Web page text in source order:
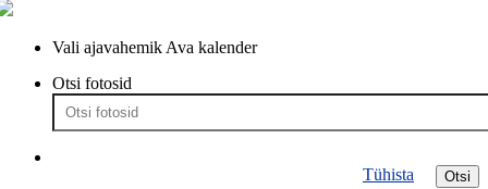
Vali ajavahemik Ava kalender
Otsi fotosid
Otsi
Tühista